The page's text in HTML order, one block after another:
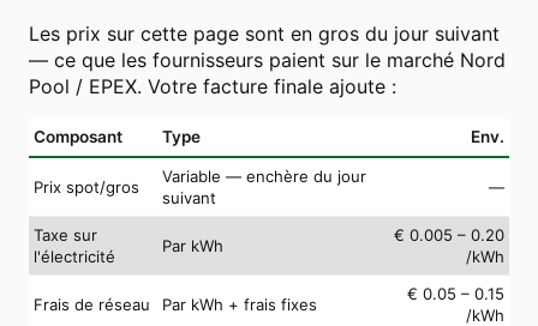
Les prix sur cette page sont en gros du jour suivant
— ce que les fournisseurs paient sur le marché Nord
Pool / EPEX. Votre facture finale ajoute :
Composant Type Env.
Prix spot/gros
Variable — enchère du jour
suivant
—
Taxe sur
l'électricité
Par kWh
€ 0.005 – 0.20
/kWh
Frais de réseau Par kWh + frais fixes
€ 0.05 – 0.15
/kWh